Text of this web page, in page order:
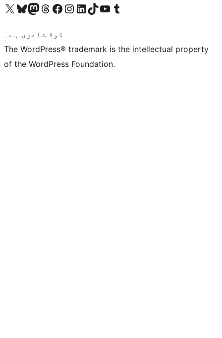
Visit our X (formerly Twitter) account
ہمارے بلیواسکائی اکاؤنٹ پر جائیں
Visit our Mastodon account
ہمارے ٹھریڈز اکاؤنٹ پر جائیں
Visit our Facebook page
Visit our Instagram account
Visit our LinkedIn account
ہمارے ٹک ٹاک اکاؤنٹ پر جائیں
Visit our YouTube channel
ہمارے ٹمبلر اکاؤنٹ پر جائیں
کوڈ شاعری ہے۔
The WordPress® trademark is the intellectual property
of the WordPress Foundation.